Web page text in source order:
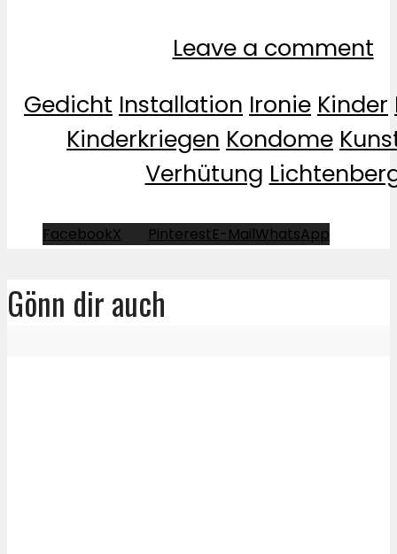
Leave a comment
Gedicht Installation Ironie Kinder
Kinderkriegen Kondome
Verhütung
FacebookX PinterestE-MailWhatsApp
Gönn dir auch